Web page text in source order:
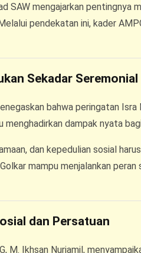
SAW mengajarkan pentingnya
pendekatan ini, kader
Sekadar Seremonial
bahwa peringatan Isra
menghadirkan dampak nyata
dan kepedulian sosial
mampu menjalankan
dan Persatuan
Ikhsan Nurjamil,